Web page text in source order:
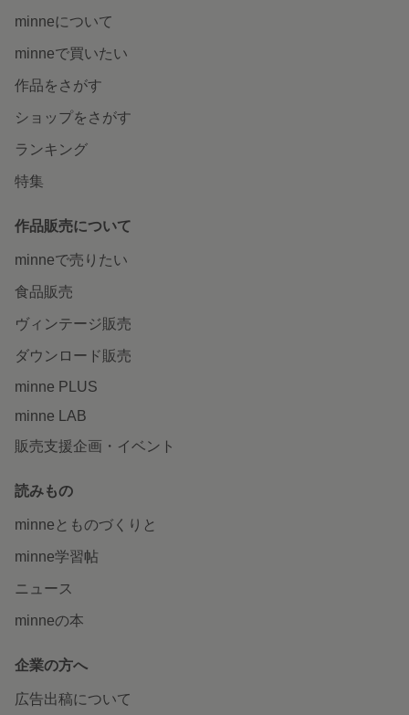
minneについて
minneで買いたい
作品をさがす
ショップをさがす
ランキング
特集
作品販売について
minneで売りたい
食品販売
ヴィンテージ販売
ダウンロード販売
minne PLUS
minne LAB
販売支援企画・イベント
読みもの
minneとものづくりと
minne学習帖
ニュース
minneの本
企業の方へ
広告出稿について